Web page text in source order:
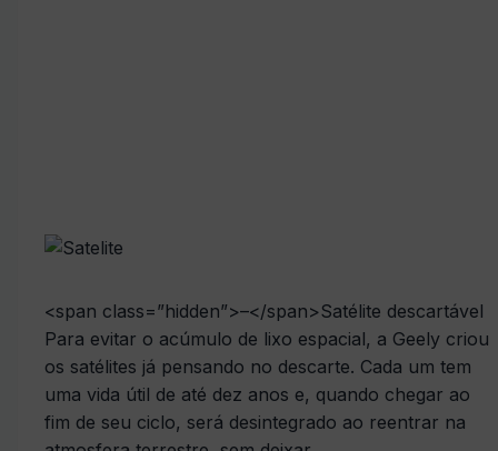
<span class=”hidden”>–</span>Satélite descartável
Para evitar o acúmulo de lixo espacial, a Geely criou
os satélites já pensando no descarte. Cada um tem
uma vida útil de até dez anos e, quando chegar ao
fim de seu ciclo, será desintegrado ao reentrar na